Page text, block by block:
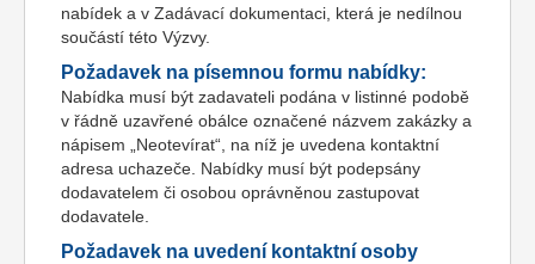
nabídek a v Zadávací dokumentaci, která je nedílnou
součástí této Výzvy.
Požadavek na písemnou formu nabídky:
Nabídka musí být zadavateli podána v listinné podobě
v řádně uzavřené obálce označené názvem zakázky a
nápisem „Neotevírat“, na níž je uvedena kontaktní
adresa uchazeče. Nabídky musí být podepsány
dodavatelem či osobou oprávněnou zastupovat
dodavatele.
Požadavek na uvedení kontaktní osoby